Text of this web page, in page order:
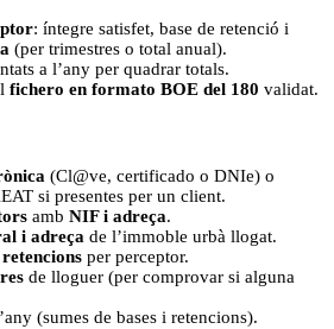
: íntegre satisfet, base de retenció i
(per trimestres o total anual).
a l’any per quadrar totals.
fichero en formato BOE del 180 validat.
(Cl@ve, certificado o DNIe) o
si presentes per un client.
amb NIF i adreça.
i adreça de l’immoble urbà llogat.
retencions per perceptor.
de lloguer (per comprovar si alguna
(sumes de bases i retencions).